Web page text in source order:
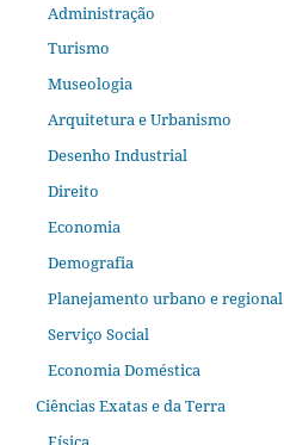
Administração
Turismo
Museologia
Arquitetura e Urbanismo
Desenho Industrial
Direito
Economia
Demografia
Planejamento urbano e regional
Serviço Social
Economia Doméstica
Ciências Exatas e da Terra